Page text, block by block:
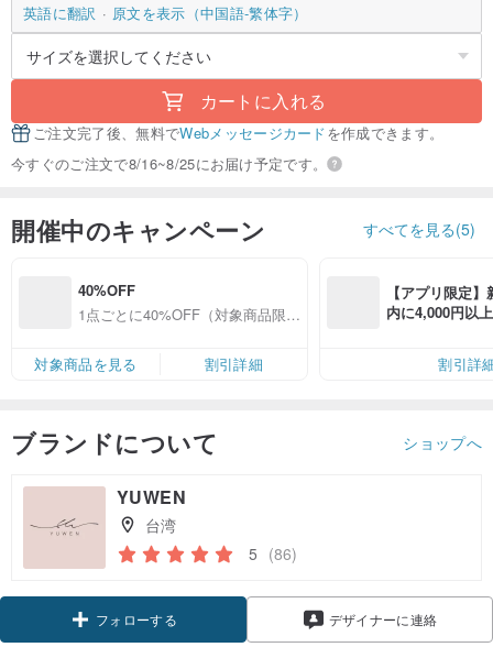
英語に翻訳
原文を表示（中国語-繁体字）
カートに入れる
ご注文完了後、無料でWebメッセージカードを作成できます。
今すぐのご注文で8/16~8/25にお届け予定です。
開催中のキャンペーン すべてを見る(5)
40%OFF
1点ごとに40%OFF（対象商品限
対象商品を見る
割引詳細
【アプリ限定
内に4,000円以
割引詳
ブランドについて ショップへ
YUWEN
台湾
5 (86)
クーポン取得
フォローする デザイナーに連絡